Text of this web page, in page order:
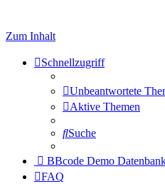
Zum Inhalt
Schnellzugriff
Unbeantwortete
Aktive Themen
Suche
BBcode Demo
FAQ